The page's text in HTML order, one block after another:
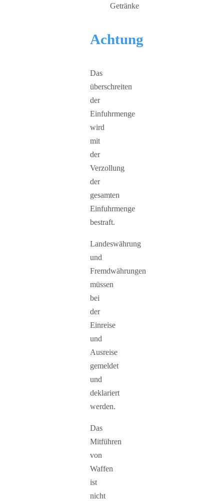
Getränke
Achtung
Das
überschreiten
der
Einfuhrmenge
wird
mit
der
Verzollung
der
gesamten
Einfuhrmenge
bestraft.
Landeswährung
und
Fremdwährungen
müssen
bei
der
Einreise
und
Ausreise
gemeldet
und
deklariert
werden.
Das
Mitführen
von
Waffen
ist
nicht